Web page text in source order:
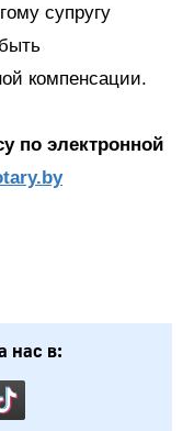
супругу
компенсации.
по электронной
нас в: